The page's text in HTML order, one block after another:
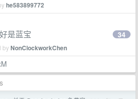
he583899772
是蓝宝
byNonClockworkChen
34